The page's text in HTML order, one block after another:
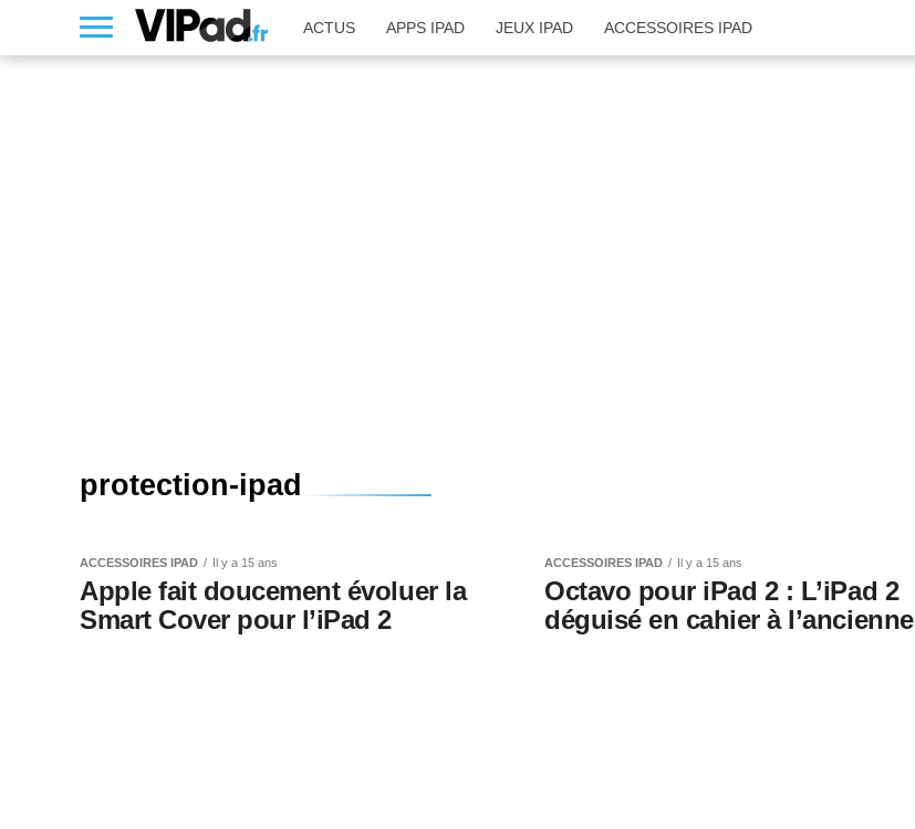
ACTUS APPS IPAD JEUX IPAD ACCESSOIRES IPAD
PROTECTION-IPAD
sacoche “Rush en ville” de
Beez
protection-ipad
ACCESSOIRES IPAD Il y a 15 ans
Apple fait doucement évoluer la
Smart Cover pour l’iPad 2
ACCESSOIRES IPAD Il y a 15 ans
Octavo pour iPad 2 : L’iPad 2
déguisé en cahier à l’ancienne